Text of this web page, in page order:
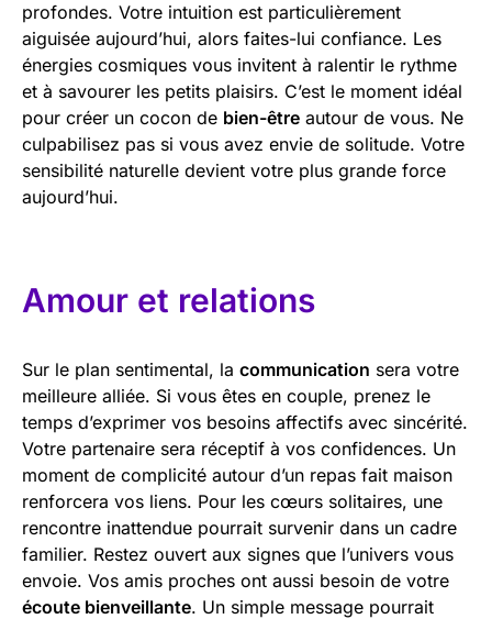
profondes. Votre intuition est particulièrement
aiguisée aujourd’hui, alors faites-lui confiance. Les
énergies cosmiques vous invitent à ralentir le rythme
et à savourer les petits plaisirs. C’est le moment idéal
pour créer un cocon de bien-être autour de vous. Ne
culpabilisez pas si vous avez envie de solitude. Votre
sensibilité naturelle devient votre plus grande force
aujourd’hui.
Amour et relations
Sur le plan sentimental, la communication sera votre
meilleure alliée. Si vous êtes en couple, prenez le
temps d’exprimer vos besoins affectifs avec sincérité.
Votre partenaire sera réceptif à vos confidences. Un
moment de complicité autour d’un repas fait maison
renforcera vos liens. Pour les cœurs solitaires, une
rencontre inattendue pourrait survenir dans un cadre
familier. Restez ouvert aux signes que l’univers vous
envoie. Vos amis proches ont aussi besoin de votre
écoute bienveillante. Un simple message pourrait